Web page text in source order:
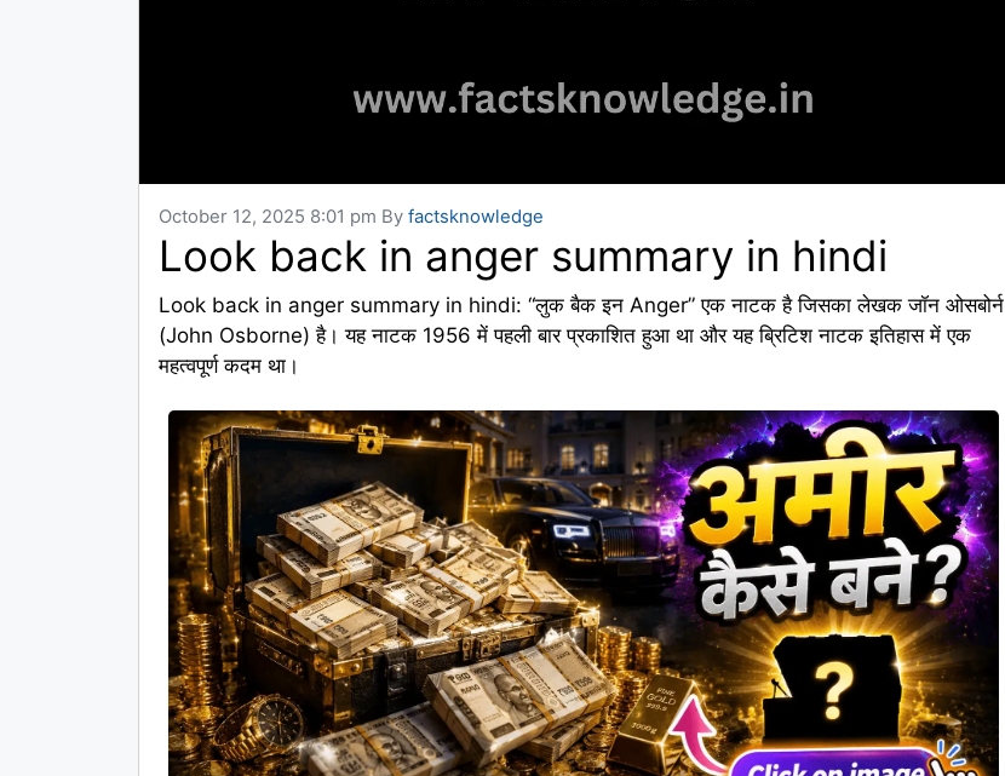
October 12, 2025 8:01 pm By factsknowledge
Look back in anger summary in hindi
Look back in anger summary in hindi: “लुक बैक इन Anger” एक नाटक है जिसका लेखक जॉन ओसबोर्न
(John Osborne) है। यह नाटक 1956 में पहली बार प्रकाशित हुआ था और यह ब्रिटिश नाटक इतिहास में एक
महत्वपूर्ण कदम था।